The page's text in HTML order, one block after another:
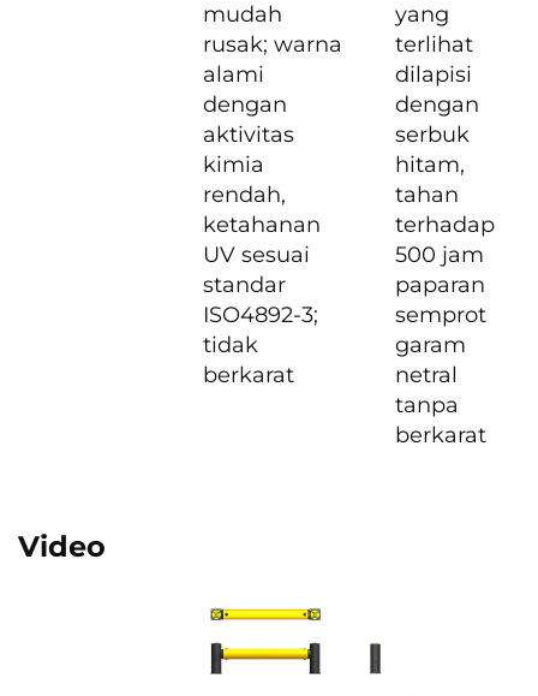
mudah
rusak; warna
alami
dengan
aktivitas
kimia
rendah,
ketahanan
UV sesuai
standar
ISO4892-3;
tidak
berkarat
yang
terlihat
dilapisi
dengan
serbuk
hitam,
tahan
terhadap
500 jam
paparan
semprot
garam
netral
tanpa
berkarat
Video